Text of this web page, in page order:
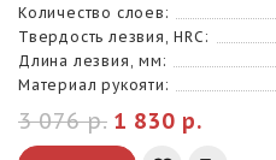
Количество слоев:
Твердость лезвия, HRC:
Длина лезвия, мм:
Материал рукояти:
1 830 р.
3 076 р.